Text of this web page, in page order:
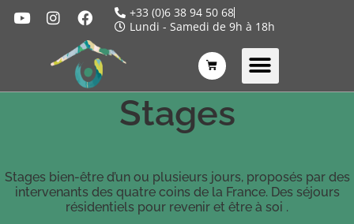
+33 (0)6 38 94 50 68
Lundi - Samedi de 9h à 18h
Stages
Stages bien-être d’un ou plusieurs jours, proposés par des
intervenants des quatre coins de la France. Des séjours
résidentiels pour revenir et être à soi .